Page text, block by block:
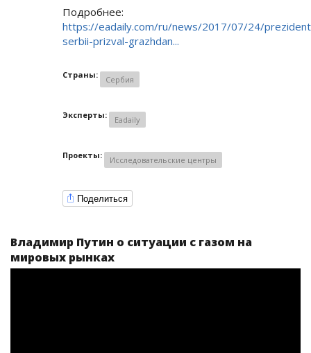
Подробнее:
https://eadaily.com/ru/news/2017/07/24/
serbii-prizval-grazhdan...
Страны: Сербия
Эксперты: Eadaily
Проекты: Исследовательские центры
Поделиться
Владимир Путин о ситуации с газом на
мировых рынках